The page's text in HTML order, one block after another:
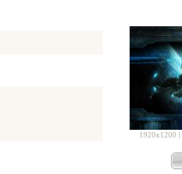
1920x1200 |